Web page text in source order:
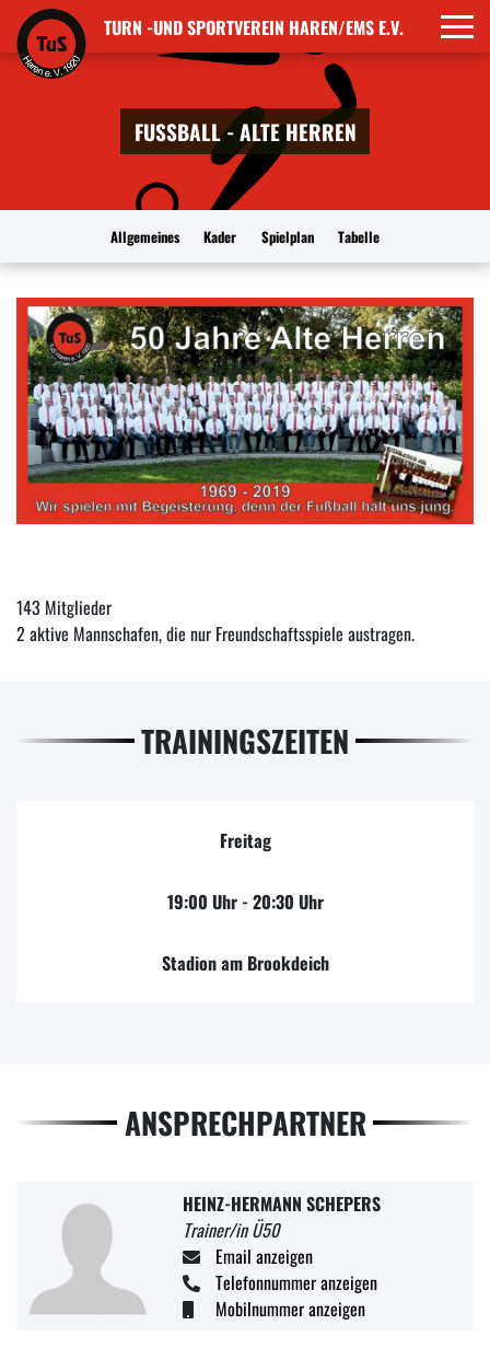
TURN -UND SPORTVEREIN HAREN/EMS E.V.
FUSSBALL - ALTE HERREN
Allgemeines Kader Spielplan Tabelle
143 Mitglieder
2 aktive Mannschafen, die nur Freundschaftsspiele austragen.
TRAININGSZEITEN
Freitag
19:00 Uhr - 20:30 Uhr
Stadion am Brookdeich
ANSPRECHPARTNER
HEINZ-HERMANN SCHEPERS
Trainer/in Ü50
Email anzeigen
Telefonnummer anzeigen
Mobilnummer anzeigen